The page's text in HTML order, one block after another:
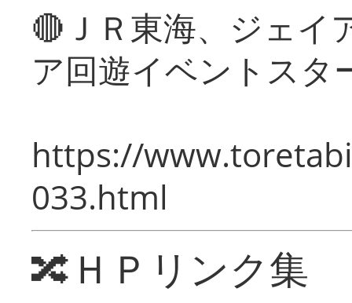
🔴ＪＲ東海、ジェイ
ア回遊イベントスタ
https://
033.html
🔀ＨＰリンク集